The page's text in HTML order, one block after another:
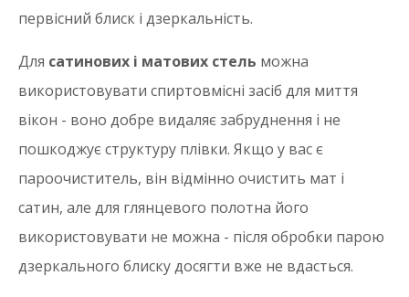
первісний блиск і дзеркальність.
Для сатинових і матових стель можна
використовувати спиртовмісні засіб для миття
вікон - воно добре видаляє забруднення і не
пошкоджує структуру плівки. Якщо у вас є
пароочиститель, він відмінно очистить мат і
сатин, але для глянцевого полотна його
використовувати не можна - після обробки парою
дзеркального блиску досягти вже не вдасться.